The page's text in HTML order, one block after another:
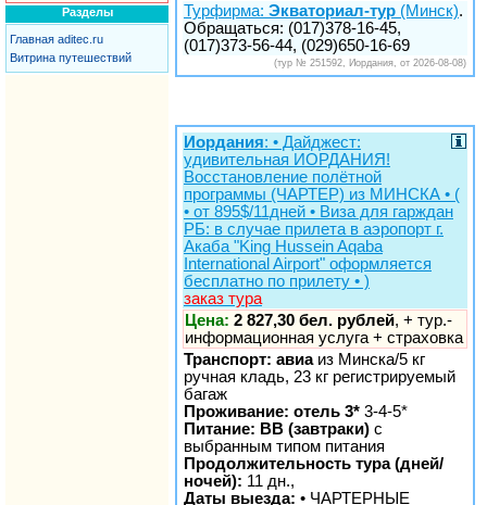
Разделы
Главная aditec.ru
Витрина путешествий
Турфирма: Экваториал-тур (Минск).
Обращаться: (017)378-16-45,
(017)373-56-44, (029)650-16-69
(тур № 251592, Иордания, от 2026-08-08)
Иордания: • Дайджест:
удивительная ИОРДАНИЯ!
Восстановление полётной
программы (ЧАРТЕР) из МИНСКА • (
• от 895$/11дней • Виза для гарждан
РБ: в случае прилета в аэропорт г.
Акаба "King Hussein Aqaba
International Airport" оформляется
бесплатно по прилету • )
заказ тура
Цена: 2 827,30 бел. рублей, + тур.-
информационная услуга + страховка
Транспорт: авиаиз Минска/5 кг
ручная кладь, 23 кг регистрируемый
багаж
Проживание: отель 3* 3-4-5*
Питание: BB (завтраки) с
выбранным типом питания
Продолжительность тура (дней/
ночей): 11 дн.,
Даты выезда: • ЧАРТЕРНЫЕ